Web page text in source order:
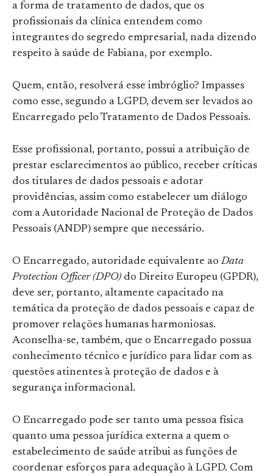
a forma de tratamento de dados, que os
profissionais da clínica entendem como
integrantes do segredo empresarial, nada dizendo
respeito à saúde de Fabiana, por exemplo.
Quem, então, resolverá esse imbróglio? Impasses
como esse, segundo a LGPD, devem ser levados ao
Encarregado pelo Tratamento de Dados Pessoais.
Esse profissional, portanto, possui a atribuição de
prestar esclarecimentos ao público, receber críticas
dos titulares de dados pessoais e adotar
providências, assim como estabelecer um diálogo
com a Autoridade Nacional de Proteção de Dados
Pessoais (ANDP) sempre que necessário.
O Encarregado, autoridade equivalente aoData
Protection Officer (DPO) do Direito Europeu (GPDR),
deve ser, portanto, altamente capacitado na
temática da proteção de dados pessoais e capaz de
promover relações humanas harmoniosas.
Aconselha-se, também, que o Encarregado possua
conhecimento técnico e jurídico para lidar com as
questões atinentes à proteção de dados e à
segurança informacional.
O Encarregado pode ser tanto uma pessoa física
quanto uma pessoa jurídica externa a quem o
estabelecimento de saúde atribui as funções de
coordenar esforços para adequação à LGPD. Com